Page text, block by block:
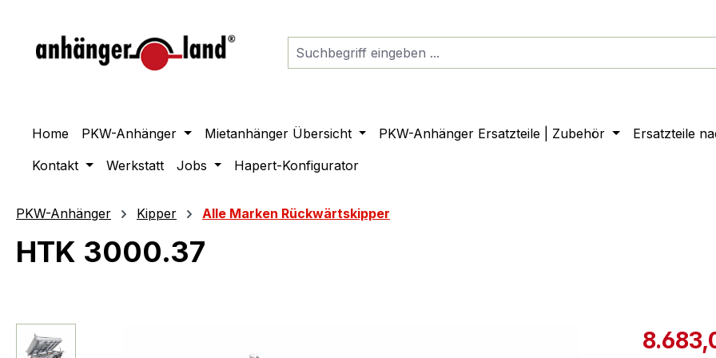
Home PKW-Anhänger Mietanhänger Übersicht PKW-Anhänger Ersatzteile | Zubehör Ersatzteile
Kontakt
Werkstatt Jobs Hapert-Konfigurator
PKW-Anhänger Kipper Alle Marken Rückwärtskipper
HTK 3000.37
Bildergalerie überspringen